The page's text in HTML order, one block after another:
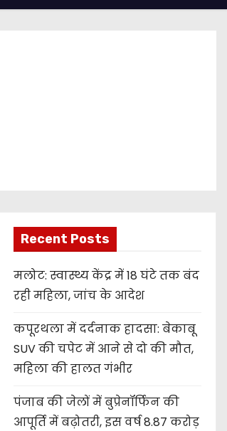
Recent Posts
मलोट: स्वास्थ्य केंद्र में 18 घंटे तक बंद
रही महिला, जांच के आदेश
कपूरथला में दर्दनाक हादसा: बेकाबू
SUV की चपेट में आने से दो की मौत,
महिला की हालत गंभीर
पंजाब की जेलों में बुप्रेनॉर्फिन की
आपूर्ति में बढ़ोतरी, इस वर्ष 8.87 करोड़